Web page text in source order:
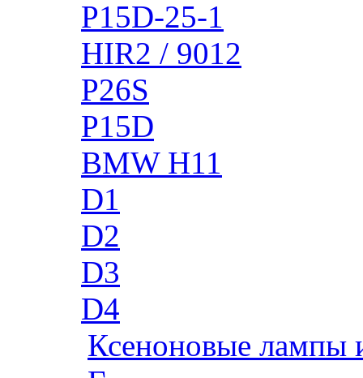
P15D-25-1
HIR2 / 9012
P26S
P15D
BMW H11
D1
D2
D3
D4
Ксеноновые лампы